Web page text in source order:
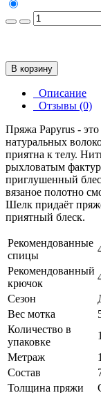
В корзину
Описание
Отзывы (0)
Пряжа Papyrus -
натуральных
приятна к телу.
рыхловатым
приглушенный
вязаное полотно
Шелк придаёт
приятный блеск.
Рекомендованные
спицы
Рекомендованный
крючок
Сезон
Вес мотка
Количество в
упаковке
Метраж
Состав
Толщина пряжи